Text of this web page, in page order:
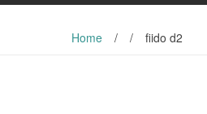
Home / / fiido d2